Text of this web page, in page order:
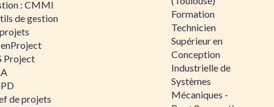
: CMMI
de gestion
Project
de projets
Formation
Technicien
Supérieur en
Conception
Industrielle de
Systèmes
Mécaniques -